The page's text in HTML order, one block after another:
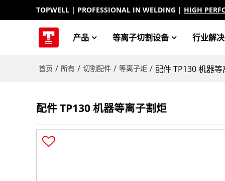
TOPWELL | PROFESSIONAL IN WELDING | HIGH
产品 等离子切割设备 行业解
首页 / 所有 / 切割配件 / 等离子炬 / 配件 TP130 机器
配件 TP130 机器等离子割炬